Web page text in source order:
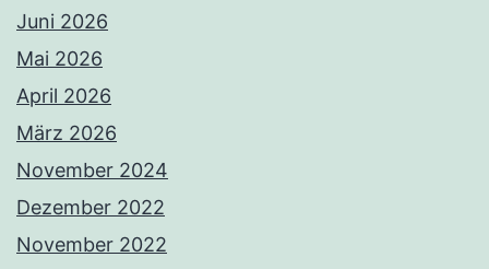
Juni 2026
Mai 2026
April 2026
März 2026
November 2024
Dezember 2022
November 2022